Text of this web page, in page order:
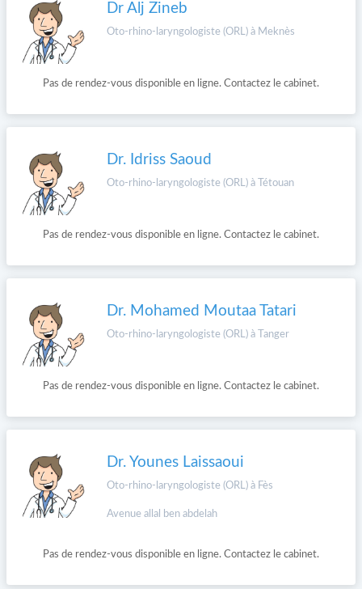
Dr Alj Zineb
Oto-rhino-laryngologiste (ORL) à Meknès
Pas de rendez-vous disponible en ligne. Contactez le cabinet.
Dr. Idriss Saoud
Oto-rhino-laryngologiste (ORL) à Tétouan
Pas de rendez-vous disponible en ligne. Contactez le cabinet.
Dr. Mohamed Moutaa Tatari
Oto-rhino-laryngologiste (ORL) à Tanger
Pas de rendez-vous disponible en ligne. Contactez le cabinet.
Dr. Younes Laissaoui
Oto-rhino-laryngologiste (ORL) à Fès
Avenue allal ben abdelah
Pas de rendez-vous disponible en ligne. Contactez le cabinet.